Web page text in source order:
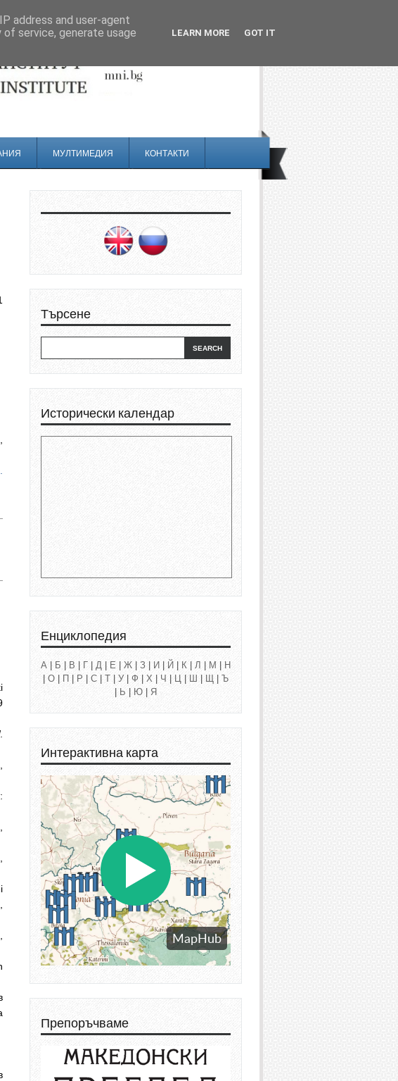
МУЛТИМЕДИЯ КОНТАКТИ
Търсене
Исторически календар
Енциклопедия
А Б В Г Д Е Ж З И Й К Л М
Н
О П Р С Т У Ф Х Ч Ц Ш Щ
Ъ
Ь Ю Я
Интерактивна карта
Препоръчваме
address and user-agent
service, generate usage
LEARN MORE GOT IT